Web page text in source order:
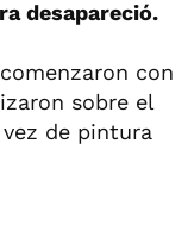
desapareció.
con
sobre el
de pintura